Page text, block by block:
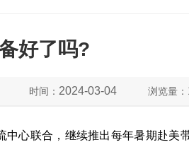
好了吗?
时间： 2024-03-04 浏览量：
心联合，继续推出每年暑期赴美